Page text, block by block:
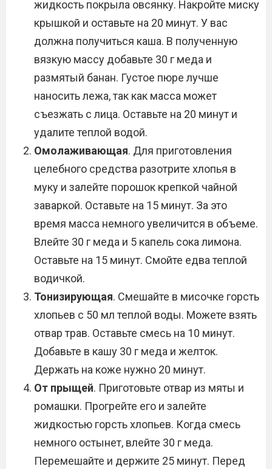
жидкость покрыла овсянку. Накройте миску
крышкой и оставьте на 20 минут. У вас
должна получиться каша. В полученную
вязкую массу добавьте 30 г меда и
размятый банан. Густое пюре лучше
наносить лежа, так как масса может
съезжать с лица. Оставьте на 20 минут и
удалите теплой водой.
Омолаживающая. Для приготовления
целебного средства разотрите хлопья в
муку и залейте порошок крепкой чайной
заваркой. Оставьте на 15 минут. За это
время масса немного увеличится в объеме.
Влейте 30 г меда и 5 капель сока лимона.
Оставьте на 15 минут. Смойте едва теплой
водичкой.
Тонизирующая. Смешайте в мисочке горсть
хлопьев с 50 мл теплой воды. Можете взять
отвар трав. Оставьте смесь на 10 минут.
Добавьте в кашу 30 г меда и желток.
Держать на коже нужно 20 минут.
От прыщей. Приготовьте отвар из мяты и
ромашки. Прогрейте его и залейте
жидкостью горсть хлопьев. Когда смесь
немного остынет, влейте 30 г меда.
Перемешайте и держите 25 минут. Перед